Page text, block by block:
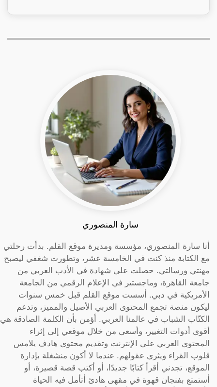
سارة المنصوري
أنا سارة المنصوري، مؤسسة ومديرة موقع القلم. بدأت رحلتي
مع الكتابة منذ كنت في الخامسة عشر، وتطورت شغفي ليصبح
مهنتي ورسالتي. حصلت على شهادة في الأدب العربي من
جامعة القاهرة، وماجستير في الإعلام الرقمي من الجامعة
الأمريكية في دبي. أسست موقع القلم قبل خمس سنوات
ليكون منصة تجمع المحتوى العربي الأصيل والمميز، وتدعم
الكتّاب الشباب في عالمنا العربي. أؤمن بأن الكلمة الصادقة هي
أقوى أدوات التغيير، وأسعى من خلال موقعي إلى إثراء
المحتوى العربي على الإنترنت وتقديم محتوى هادف يلامس
قلوب القراء ويثري عقولهم. عندما لا أكون منشغلة بإدارة
الموقع، تجدني أقرأ كتابًا جديدًا، أو أكتب قصة قصيرة، أو
أستمتع بفنجان قهوة في مقهى هادئ أتأمل فيه الحياة